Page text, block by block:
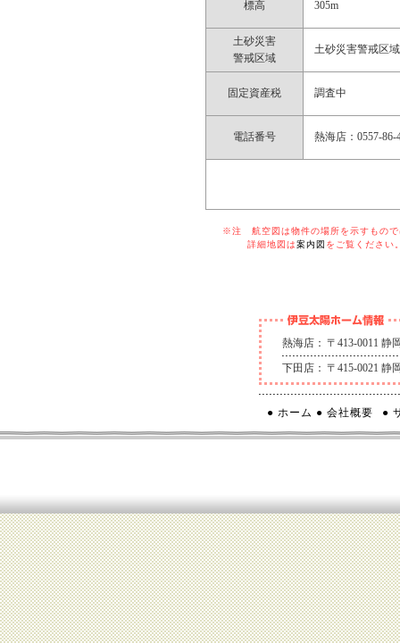
標高 305m
土砂災害
警戒区域
土砂災害警戒区
固定資産税 調査中
電話番号 熱海店：0557-86-
※注 航空図は物件の場所を示すものでは
詳細地図は案内図 をご覧ください
熱海店： 〒413-0011 静
下田店： 〒415-0021 静
● ホーム ● 会社概要 ●